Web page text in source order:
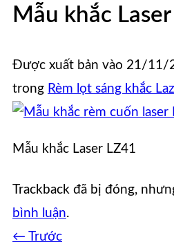
Mẫu khắc
Được xuất bản vào 21/11/
trong Rèm lọt sáng khắc
Mẫu khắc Laser LZ41
Trackback đã bị đóng,
bình luận.
← Trước